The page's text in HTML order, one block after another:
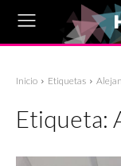
Inicio Etiquetas
Etiqueta: